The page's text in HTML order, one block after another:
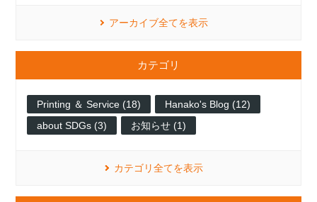
アーカイブ全てを表示
カテゴリ
Printing ＆ Service (18)
Hanako's Blog (12)
about SDGs (3)
お知らせ (1)
カテゴリ全てを表示